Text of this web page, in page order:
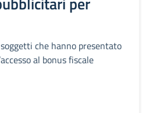
che hanno presentato
al bonus fiscale